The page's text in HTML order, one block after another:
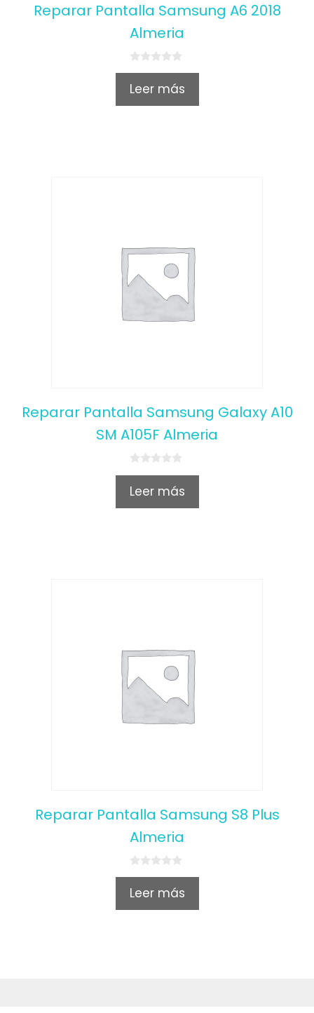
Reparar Pantalla Samsung A6 2018
Almeria
0
u
Leer más
Reparar Pantalla Samsung Galaxy A10
SM A105F Almeria
0
u
Leer más
Reparar Pantalla Samsung S8 Plus
Almeria
0
u
Leer más